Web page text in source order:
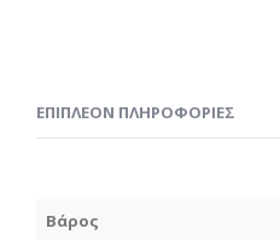
ΕΠΙΠΛΈΟΝ ΠΛΗΡΟΦΟΡΊΕΣ
Βάρος